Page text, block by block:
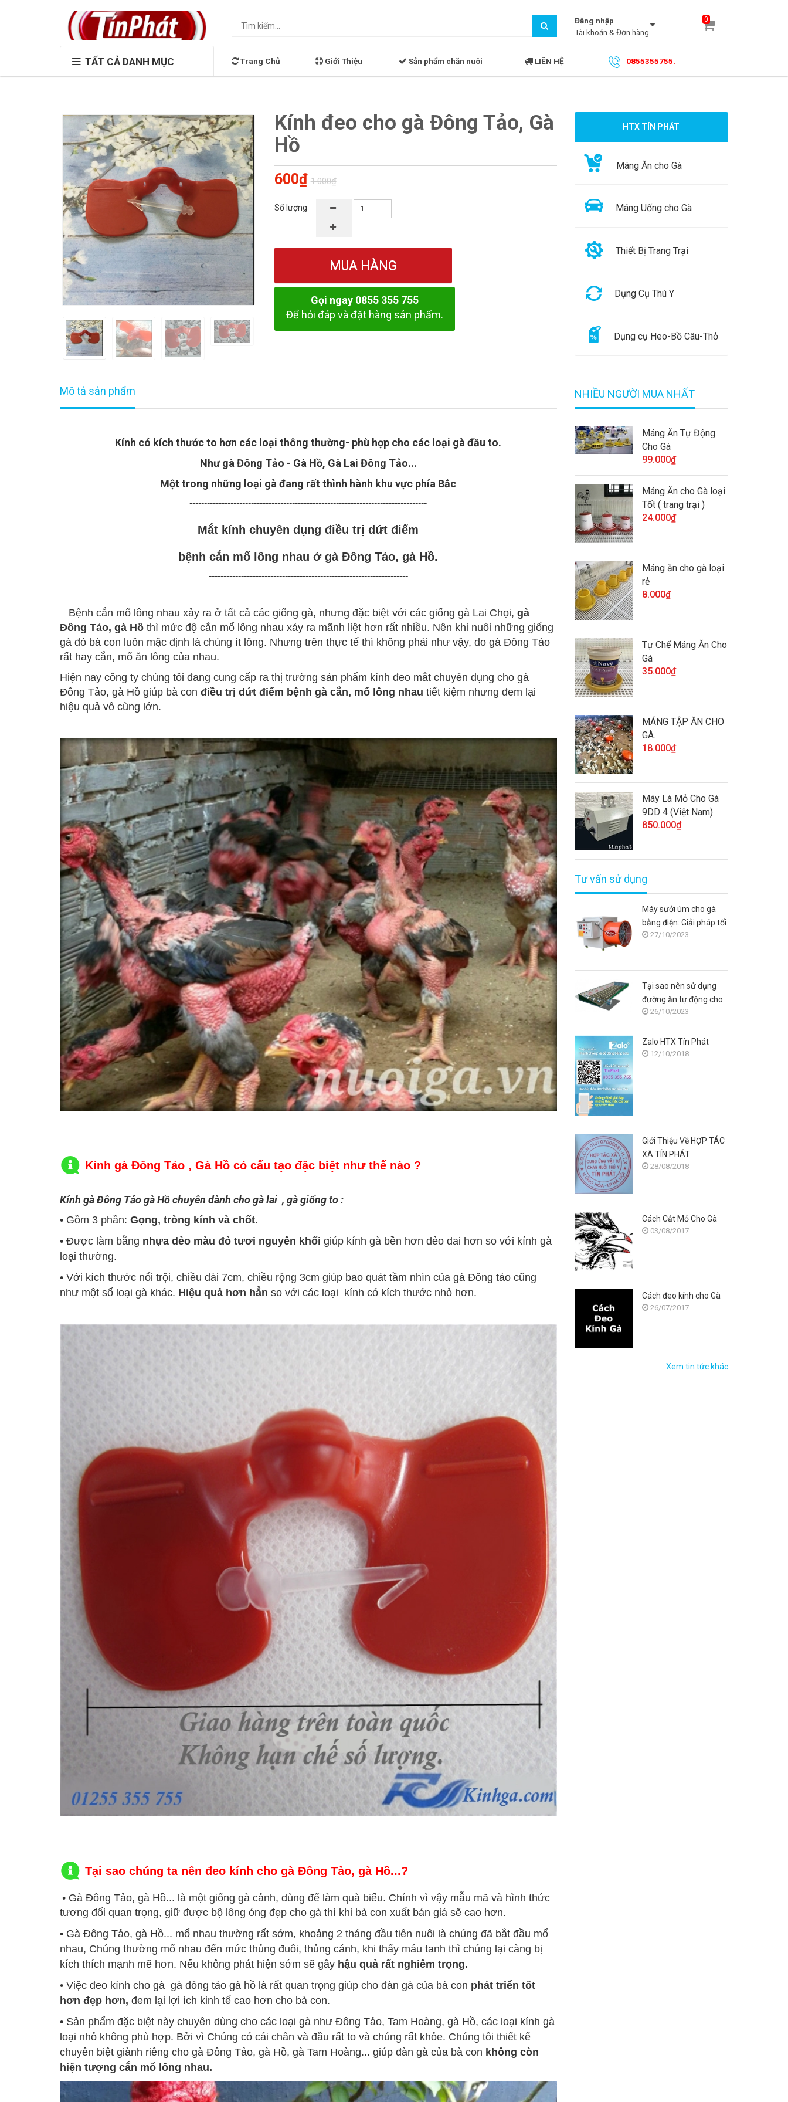
Đăng nhập
Tài khoản & Đơn hàng
0
TẤT CẢ DANH MỤC Trang Chủ Giới Thiệu Sản phẩm chăn nuôi LIÊN HỆ 0855355755.
Kính đeo cho gà Đông Tảo, Gà
Hồ
600₫ 1.000₫
Số lượng
MUA HÀNG
Gọi ngay 0855 355 755
Để hỏi đáp và đặt hàng sản phẩm.
HTX TÍN PHÁT
Máng Ăn cho Gà
Máng Uống cho Gà
Thiết Bị Trang Trại
Dụng Cụ Thú Y
Dụng cụ Heo-Bồ Câu-Thỏ
Mô tả sản phẩm
Kính có kích thước to hơn các loại thông thường- phù hợp cho các loại gà đầu to.
Như gà Đông Tảo - Gà Hồ, Gà Lai Đông Tảo...
Một trong những loại gà đang rất thình hành khu vực phía Bắc
---------------------------------------------------------------------------------
Mắt kính chuyên dụngđiều trị dứt điểm
bệnh cắn mổ lông nhau ở gà Đông Tảo, gà Hồ.
--------------------------------------------------------------------
Bệnh cắn mổ lông nhau xảy ra ở tất cả các giống gà, nhưng đặc biệt với các giống gà Lai Chọi, gà
Đông Tảo, gà Hồ thì mức độ cắn mổ lông nhau xảy ra mãnh liệt hơn rất nhiều. Nên khi nuôi những giống
gà đó bà con luôn mặc định là chúng ít lông. Nhưng trên thực tế thì không phải như vậy, do gà Đông Tảo
rất hay cắn, mổ ăn lông của nhau.
Hiện nay công ty chúng tôi đang cung cấp ra thị trường sản phẩm kính đeo mắt chuyên dụng cho gà
Đông Tảo, gà Hồ giúp bà con điều trị dứt điểm bệnh gà cắn, mổ lông nhau tiết kiệm nhưng đem lại
hiệu quả vô cùng lớn.
Kính gà Đông Tảo , Gà Hồ có cấu tạo đặc biệt như thế nào ?
Kính gà Đông Tảo gà Hồ chuyên dành cho gà lai , gà giống to :
• Gồm 3 phần: Gọng, tròng kính và chốt.
• Được làm bằng nhựa dẻo màu đỏ tươi nguyên khối giúp kính gà bền hơn dẻo dai hơn so với kính gà
loại thường.
• Với kích thước nổi trội, chiều dài 7cm, chiều rộng 3cm giúp bao quát tầm nhìn của gà Đông tảo cũng
như một số loại gà khác. Hiệu quả hơn hẳn so với các loại kính có kích thước nhỏ hơn.
Tại sao chúng ta nên đeo kính cho gà Đông Tảo, gà Hồ...?
• Gà Đông Tảo, gà Hồ... là một giống gà cảnh, dùng để làm quà biếu. Chính vì vậy mẫu mã và hình thức
tương đối quan trọng, giữ được bộ lông óng đẹp cho gà thì khi bà con xuất bán giá sẽ cao hơn.
• Gà Đông Tảo, gà Hồ... mổ nhau thường rất sớm, khoảng 2 tháng đầu tiên nuôi là chúng đã bắt đầu mổ
nhau, Chúng thường mổ nhau đến mức thủng đuôi, thủng cánh, khi thấy máu tanh thì chúng lại càng bị
kích thích mạnh mẽ hơn. Nếu không phát hiện sớm sẽ gây hậu quả rất nghiêm trọng.
• Việc đeo kính cho gà gà đông tảo gà hồ là rất quan trọng giúp cho đàn gà của bà con phát triển tốt
hơn đẹp hơn, đem lại lợi ích kinh tế cao hơn cho bà con.
• Sản phẩm đặc biệt này chuyên dùng cho các loại gà như Đông Tảo, Tam Hoàng, gà Hồ, các loại kính gà
loại nhỏ không phù hợp. Bởi vì Chúng có cái chân và đầu rất to và chúng rất khỏe. Chúng tôi thiết kế
chuyên biệt giành riêng cho gà Đông Tảo, gà Hồ, gà Tam Hoàng... giúp đàn gà của bà con không còn
hiện tượng cắn mổ lông nhau.
NHIỀU NGƯỜI MUA NHẤT
Máng Ăn Tự Động
Cho Gà
99.000₫
Máng Ăn cho Gà loại
Tốt ( trang trại )
24.000₫
Máng ăn cho gà loại
rẻ
8.000₫
Tự Chế Máng Ăn Cho
Gà
35.000₫
MÁNG TẬP ĂN CHO
GÀ.
18.000₫
Máy Là Mỏ Cho Gà
9DD 4 (Việt Nam)
850.000₫
Tư vấn sử dụng
Máy sưởi úm cho gà
bằng điện: Giải pháp tối
ưu cho người chăn nuôi
27/10/2023
Tại sao nên sử dụng
đường ăn tự động cho
gà?26/10/2023
Zalo HTX Tín Phát
12/10/2018
Giới Thiệu Về HỢP TÁC
XÃ TÍN PHÁT
28/08/2018
Cách Cắt Mỏ Cho Gà
03/08/2017
Cách đeo kính cho Gà
26/07/2017
Xem tin tức khác